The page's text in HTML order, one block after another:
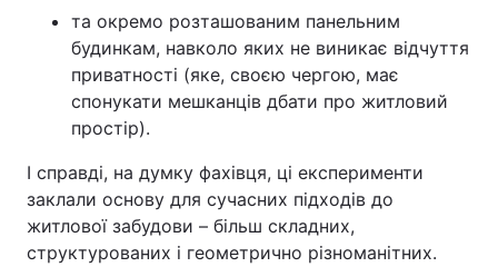
та окремо розташованим панельним
будинкам, навколо яких не виникає відчуття
приватності (яке, своєю чергою, має
спонукати мешканців дбати про житловий
простір).
І справді, на думку фахівця, ці експерименти
заклали основу для сучасних підходів до
житлової забудови – більш складних,
структурованих і геометрично різноманітних.